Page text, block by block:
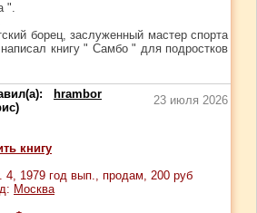
".
борец, заслуженный мастер спорта
книгу " Самбо " для подростков
hrambor
23 июля 2026
книгу
4, 1979 год вып., продам, 200 руб
Москва